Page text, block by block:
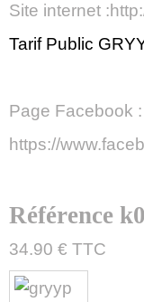
Site internet
Tarif Public
Page Facebook :
https://
Référence
34.90 € TTC